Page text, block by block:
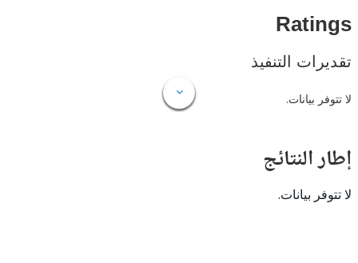
التنفيذ
بيانات.
بيانات.